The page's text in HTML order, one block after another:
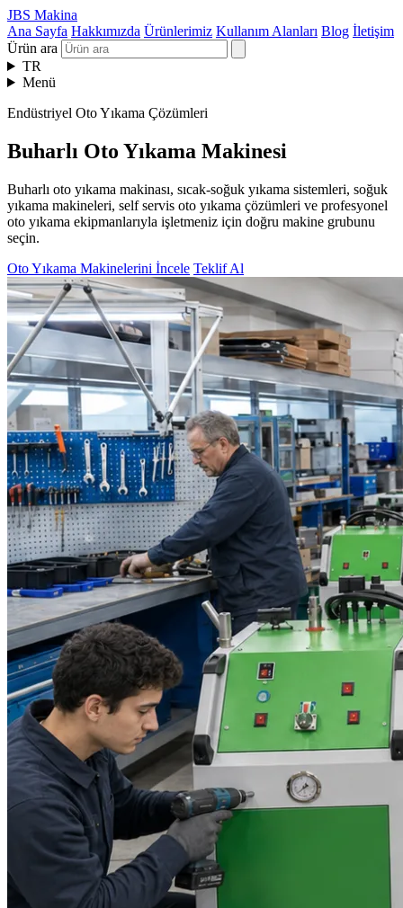
JBS Makina
Ana Sayfa Hakkımızda Ürünlerimiz Kullanım Alanları Blog İletişim
Ürün ara
TR
Menü
Endüstriyel Oto Yıkama Çözümleri
Buharlı Oto Yıkama Makinesi
Buharlı oto yıkama makinası, sıcak-soğuk yıkama sistemleri, soğuk
yıkama makineleri, self servis oto yıkama çözümleri ve profesyonel
oto yıkama ekipmanlarıyla işletmeniz için doğru makine grubunu
seçin.
Oto Yıkama Makinelerini İncele Teklif Al